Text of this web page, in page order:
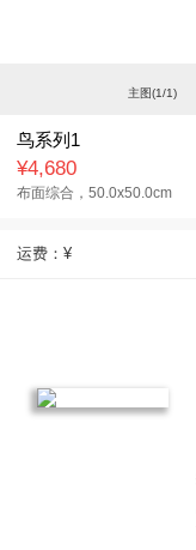
主图(1/1)
鸟系列1
¥4,680
布面综合， 50.0x50.0cm
运费： ¥